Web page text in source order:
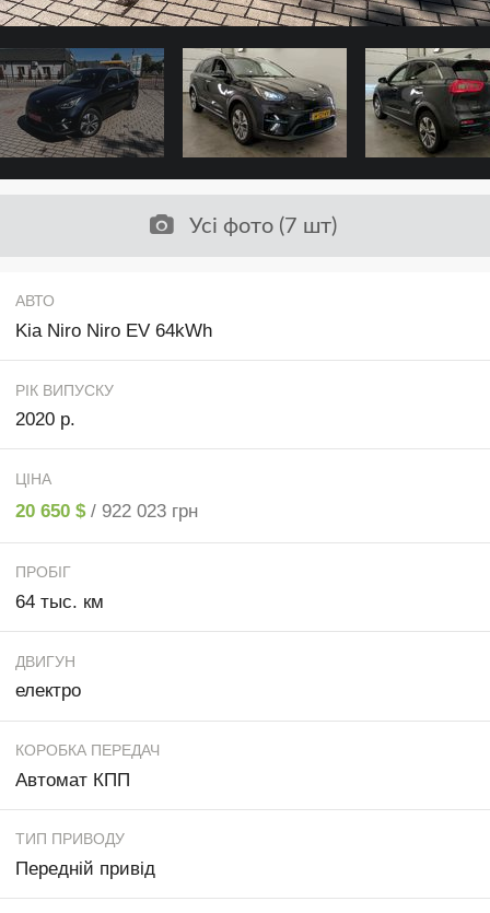
Усі фото (7 шт)
АВТО
Kia Niro Niro EV 64kWh
РІК ВИПУСКУ
2020 р.
ЦІНА
20 650 $ / 922 023 грн
ПРОБІГ
64 тыс. км
ДВИГУН
електро
КОРОБКА ПЕРЕДАЧ
Автомат КПП
ТИП ПРИВОДУ
Передній привід